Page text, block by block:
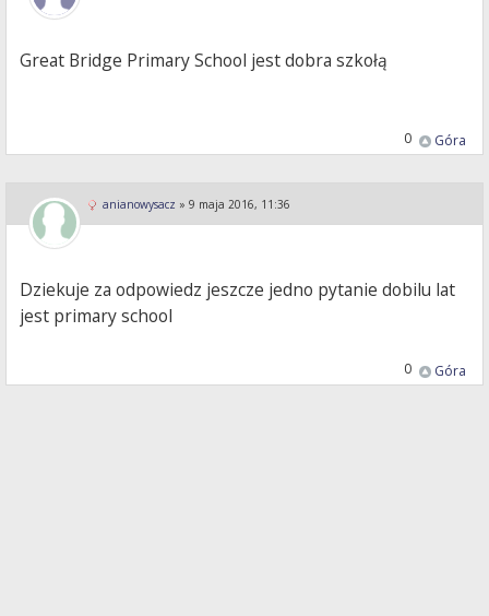
Great Bridge Primary School jest dobra szkołą
Góra
0
anianowysacz » 9 maja 2016, 11:36
Dziekuje za odpowiedz jeszcze jedno pytanie dobilu lat
jest primary school
Góra
0